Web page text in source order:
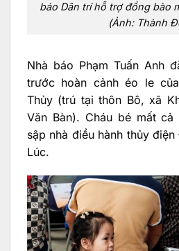
báo Dân trí hỗ trợ đồng bào
(Ảnh: Thành
Nhà báo Phạm Tuấn Anh
trước hoàn cảnh éo le
Thủy (trú tại thôn Bô, xã
Văn Bàn). Cháu bé mất
sập nhà điều hành thủy
Lúc.